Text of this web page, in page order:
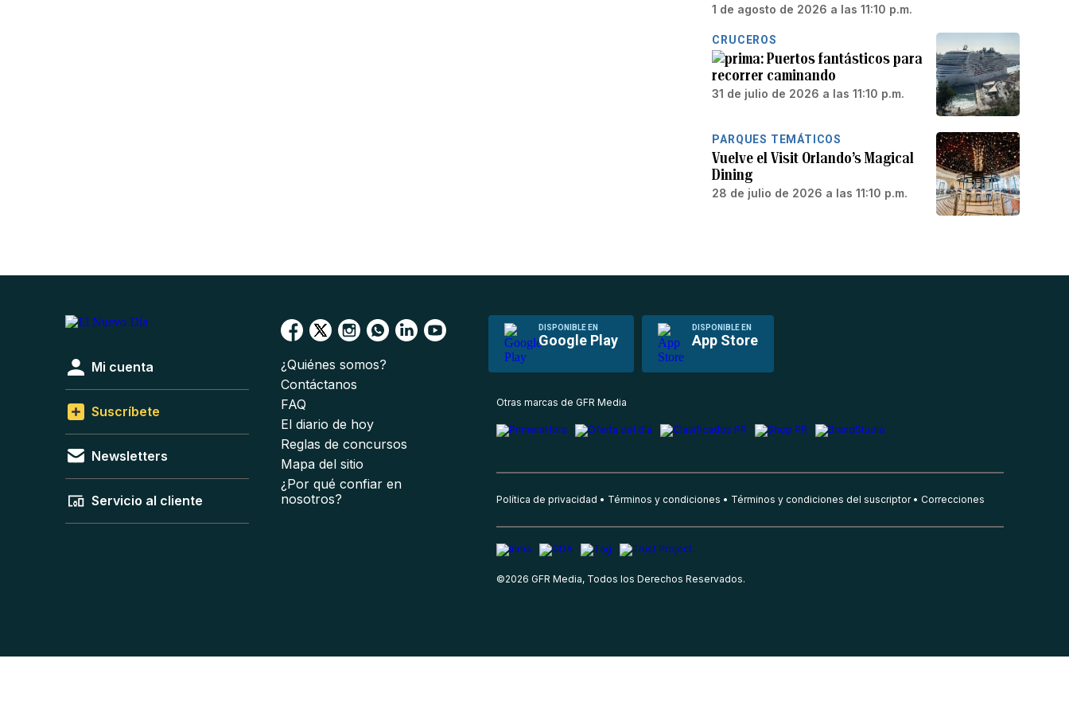
1 de agosto de 2026 a las 11:10 p.m.
CRUCEROS
Puertos fantásticos para
recorrer caminando
31 de julio de 2026 a las 11:10 p.m.
PARQUES TEMÁTICOS
Vuelve el Visit Orlando’s Magical
Dining
28 de julio de 2026 a las 11:10 p.m.
DISPONIBLE EN
Google Play
DISPONIBLE EN
App Store
Mi cuenta
Suscríbete
Newsletters
Servicio al cliente
¿Quiénes somos?
Contáctanos
FAQ
El diario de hoy
Reglas de concursos
Mapa del sitio
¿Por qué confiar en
nosotros?
Otras marcas de GFR Media
Política de privacidad Términos y condiciones Términos y condiciones del suscriptor Correcciones
©2026 GFR Media, Todos los Derechos Reservados.